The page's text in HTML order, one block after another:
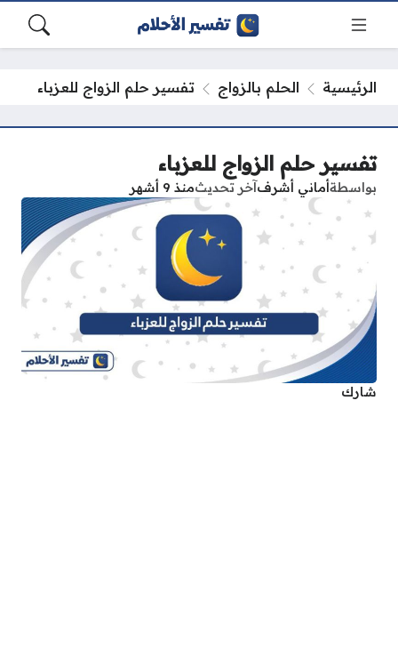
الرئيسية الحلم بالزواج تفسير حلم الزواج للعزباء
تفسير حلم الزواج للعزباء
شارك
بواسطةأماني أشرفآخر تحديثمنذ 9 أشهر